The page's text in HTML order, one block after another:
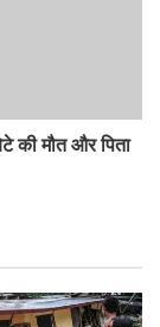
की मौत और पिता